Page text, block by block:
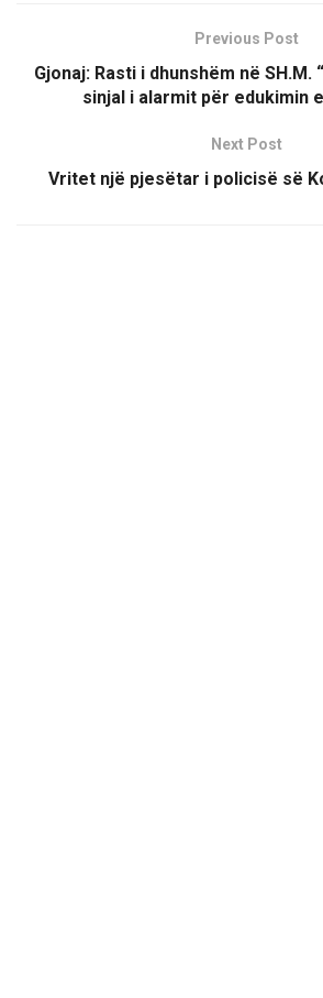
Previous Post
Gjonaj: Rasti i dhunshëm në SH.M.
sinjal i alarmit për edukimin
Next Post
Vritet një pjesëtar i policisë së